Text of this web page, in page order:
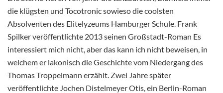
die klügsten und Tocotronic sowieso die coolsten
Absolventen des Elitelyzeums Hamburger Schule. Frank
Spilker veröffentlichte 2013 seinen Großstadt-Roman Es
interessiert mich nicht, aber das kann ich nicht beweisen, in
welchem er lakonisch die Geschichte vom Niedergang des
Thomas Troppelmann erzählt. Zwei Jahre später
veröffentlichte Jochen Distelmeyer Otis, ein Berlin-Roman